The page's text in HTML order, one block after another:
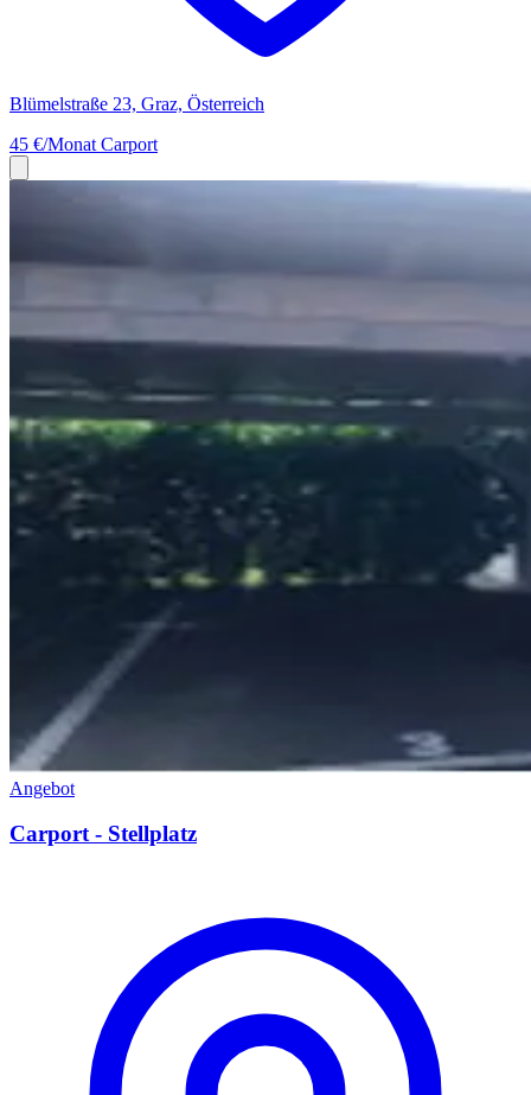
Blümelstraße 23, Graz, Österreich
45 €/Monat Carport
Angebot
Carport - Stellplatz